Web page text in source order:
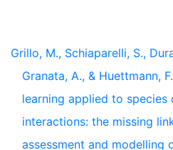
Grillo, M., Schiaparelli, S.,
Granata, A., & Huettmann,
learning applied to species
interactions: the missing
assessment and modelling